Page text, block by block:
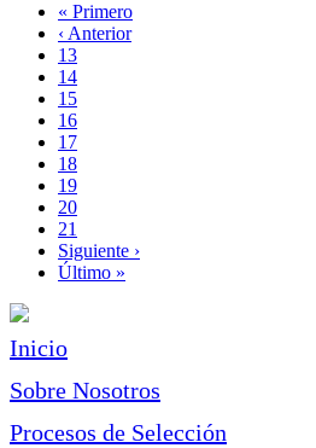
Paginación
Primera
página
« Primero
Página
anterior
‹ Anterior
Page
13
Page
14
Page
15
Page
16
Página
actual
17
Page
18
Page
19
Page
20
Page
21
Siguiente
página
Siguiente ›
Última
Último »
Inicio
Sobre Nosotros
Procesos de Selección